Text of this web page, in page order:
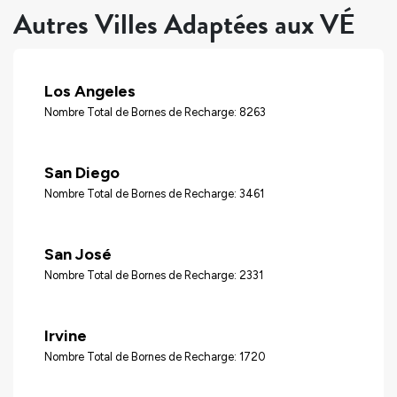
Autres Villes Adaptées aux VÉ
Los Angeles
Nombre Total de Bornes de Recharge: 8263
San Diego
Nombre Total de Bornes de Recharge: 3461
San José
Nombre Total de Bornes de Recharge: 2331
Irvine
Nombre Total de Bornes de Recharge: 1720